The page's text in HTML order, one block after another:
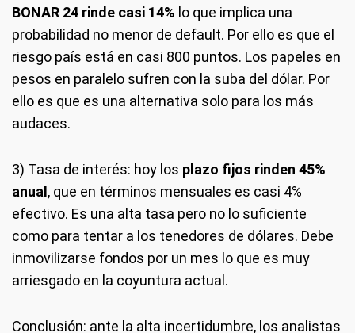
BONAR 24 rinde casi 14% lo que implica una
probabilidad no menor de default. Por ello es que el
riesgo país está en casi 800 puntos. Los papeles en
pesos en paralelo sufren con la suba del dólar. Por
ello es que es una alternativa solo para los más
audaces.
3) Tasa de interés: hoy los plazo fijos rinden 45%
anual , que en términos mensuales es casi 4%
efectivo. Es una alta tasa pero no lo suficiente
como para tentar a los tenedores de dólares. Debe
inmovilizarse fondos por un mes lo que es muy
arriesgado en la coyuntura actual.
Conclusión: ante la alta incertidumbre, los analistas